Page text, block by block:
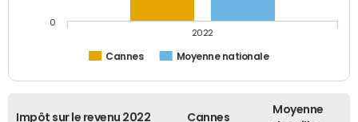
Cannes Moyenne nationale
2022
0
Impôt sur le revenu 2022 Cannes
Moyenne